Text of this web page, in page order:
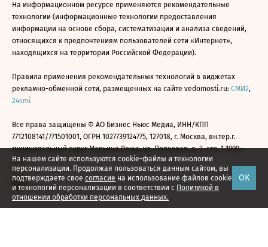
На нашем сайте используются cookie-файлы и технологии
персонализации. Продолжая пользоваться данным сайтом, вы
подтверждаете свое согласие на использование файлов cookie
и технологий персонализации в соответствии с Политикой в
отношении обработки персональных данных.
ОК
На информационном ресурсе применяются рекомендательные
технологии (информационные технологии предоставления
информации на основе сбора, систематизации и анализа сведений,
относящихся к предпочтениям пользователей сети «Интернет»,
находящихся на территории Российской Федерации).
Правила применения рекомендательных технологий в виджетах
рекламно-обменной сети, размещенных на сайте vedomosti.ru: СМИ2,
24smi
Все права защищены © АО Бизнес Ньюс Медиа, ИНН/КПП
7712108141/771501001, ОГРН 1027739124775, 127018, г. Москва, вн.тер.г.
муниципальный округ Марьина Роща, ул. Полковая, д. 3, стр. 1 1999—
2026